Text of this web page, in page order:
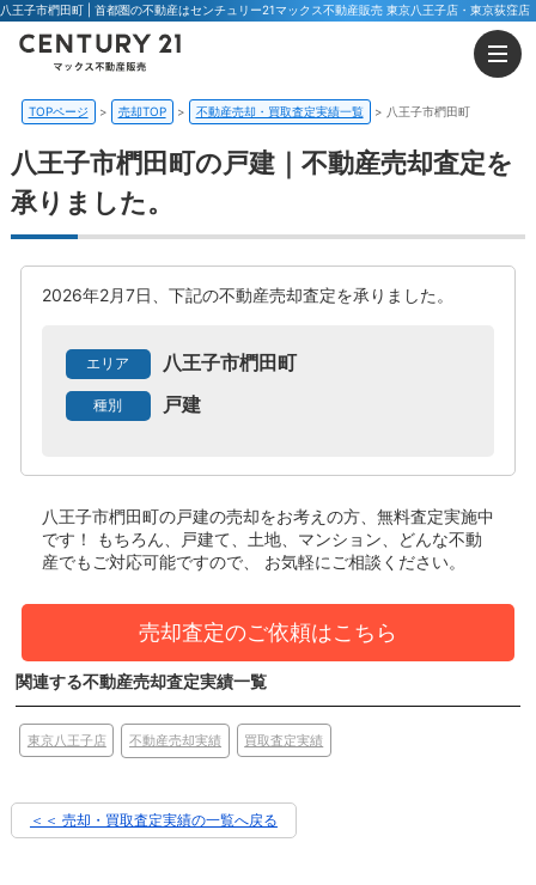
八王子市椚田町 | 首都圏の不動産はセンチュリー21マックス不動産販売 東京八王子店・東京荻窪店
TOPページ 売却TOP 不動産売却・買取査定実績一覧 八王子市椚田町
八王子市椚田町の戸建｜不動産売却査定を
承りました。
2026年2月7日、下記の不動産売却査定を承りました。
エリア 八王子市椚田町
種別 戸建
八王子市椚田町の戸建の売却をお考えの方、無料査定実施中
です！
もちろん、戸建て、土地、マンション、どんな不動
産でもご対応可能ですので、 お気軽にご相談ください。
売却査定のご依頼はこちら
関連する不動産売却査定実績一覧
東京八王子店 不動産売却実績 買取査定実績
＜＜ 売却・買取査定実績の一覧へ戻る